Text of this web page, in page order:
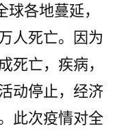
各地蔓延，
人死亡。因为
死亡，疾病，
动停止，经济
此次疫情对全